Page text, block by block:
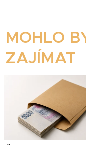
MOHLO
ZAJÍMAT